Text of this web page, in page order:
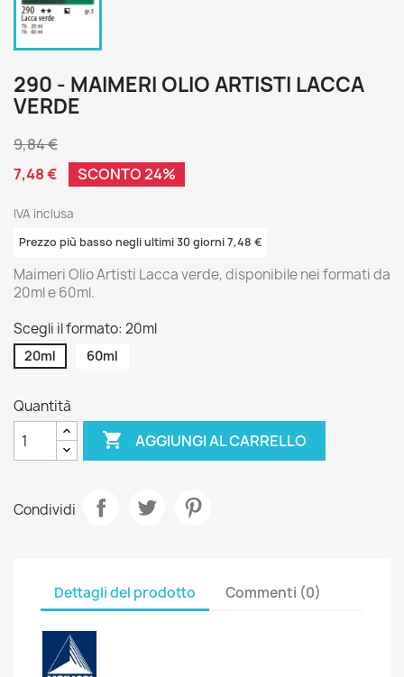
290 - MAIMERI OLIO ARTISTI LACCA
VERDE
9,84 €
7,48 €
SCONTO 24%
IVA inclusa
Prezzo più basso negli ultimi 30 giorni 7,48 €
Maimeri Olio Artisti Lacca verde, disponibile nei formati da
20ml e 60ml.
Scegli il formato: 20ml
20ml 60ml
Quantità
 AGGIUNGI AL CARRELLO
Condividi
Dettagli del prodotto Commenti (0)